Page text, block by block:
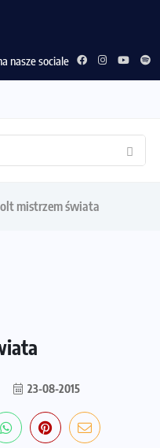
nasze sociale
mistrzem świata
23-08-2015